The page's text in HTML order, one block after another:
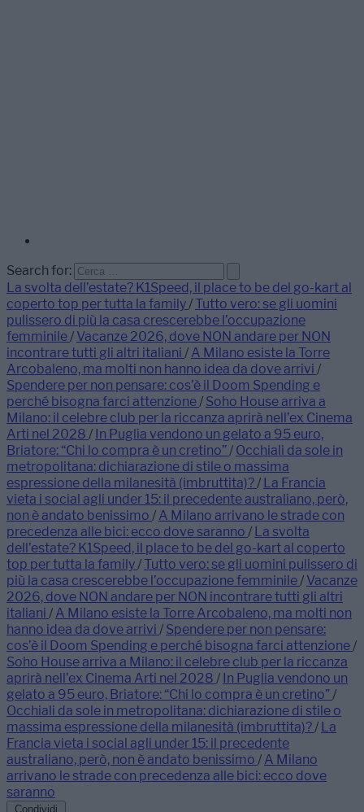
Search for:
La svolta dell’estate? K1Speed, il place to be del go-kart al
coperto top per tutta la family/ Tutto vero: se gli uomini
pulissero di più la casa crescerebbe l’occupazione
femminile/ Vacanze 2026, dove NON andare per NON
incontrare tutti gli altri italiani / A Milano esiste la Torre
Arcobaleno, ma molti non hanno idea da dove arrivi /
Spendere per non pensare: cos’è il Doom Spending e
perché bisogna farci attenzione/ Soho House arriva a
Milano: il celebre club per la riccanza aprirà nell’ex Cinema
Arti nel 2028 / In Puglia vendono un gelato a 95 euro,
Briatore: “Chi lo compra è un cretino”/ Occhiali da sole in
metropolitana: dichiarazione di stile o massima
espressione della milanesità (imbruttita)?/ La Francia
vieta i social agli under 15: il precedente australiano, però,
non è andato benissimo / A Milano arrivano le strade con
precedenza alle bici: ecco dove saranno / La svolta
dell’estate? K1Speed, il place to be del go-kart al coperto
top per tutta la family/ Tutto vero: se gli uomini pulissero di
più la casa crescerebbe l’occupazione femminile/ Vacanze
2026, dove NON andare per NON incontrare tutti gli altri
italiani / A Milano esiste la Torre Arcobaleno, ma molti non
hanno idea da dove arrivi / Spendere per non pensare:
cos’è il Doom Spending e perché bisogna farci attenzione/
Soho House arriva a Milano: il celebre club per la riccanza
aprirà nell’ex Cinema Arti nel 2028 / In Puglia vendono un
gelato a 95 euro, Briatore: “Chi lo compra è un cretino”/
Occhiali da sole in metropolitana: dichiarazione di stile o
massima espressione della milanesità (imbruttita)?/ La
Francia vieta i social agli under 15: il precedente
australiano, però, non è andato benissimo / A Milano
arrivano le strade con precedenza alle bici: ecco dove
saranno
Condividi